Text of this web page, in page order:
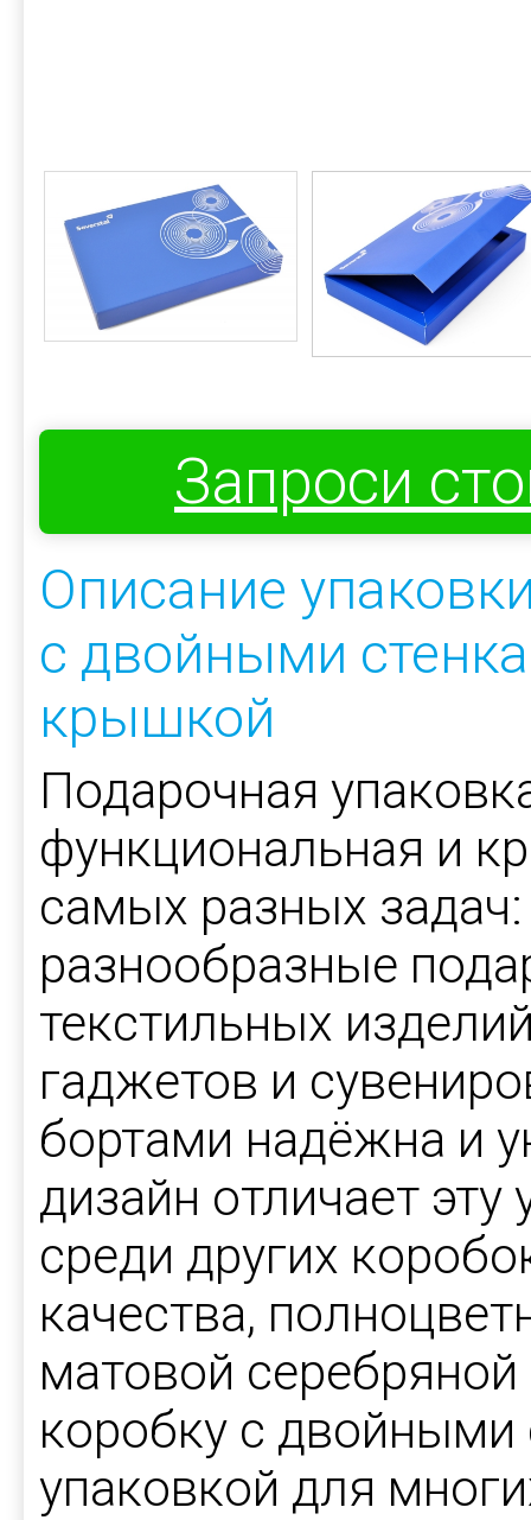
Запроси
Описание
с двойными
крышкой
Подарочная
функциональная и
самых разных
разнообразные
текстильных
гаджетов и
бортами надёжна и
дизайн отличает
среди других
качества,
матовой
коробку с двойными
упаковкой для